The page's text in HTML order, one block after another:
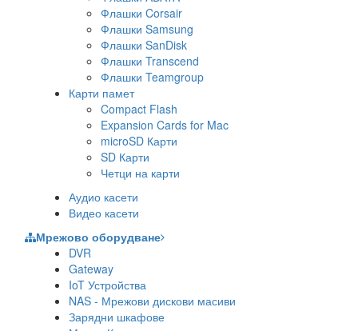
Флашки Corsair
Флашки Samsung
Флашки SanDisk
Флашки Transcend
Флашки Teamgroup
Карти памет
Compact Flash
Expansion Cards for Mac
microSD Карти
SD Карти
Четци на карти
Аудио касети
Видео касети
Мрежово оборудване
DVR
Gateway
IoT Устройства
NAS - Мрежови дискови масиви
Зарядни шкафове